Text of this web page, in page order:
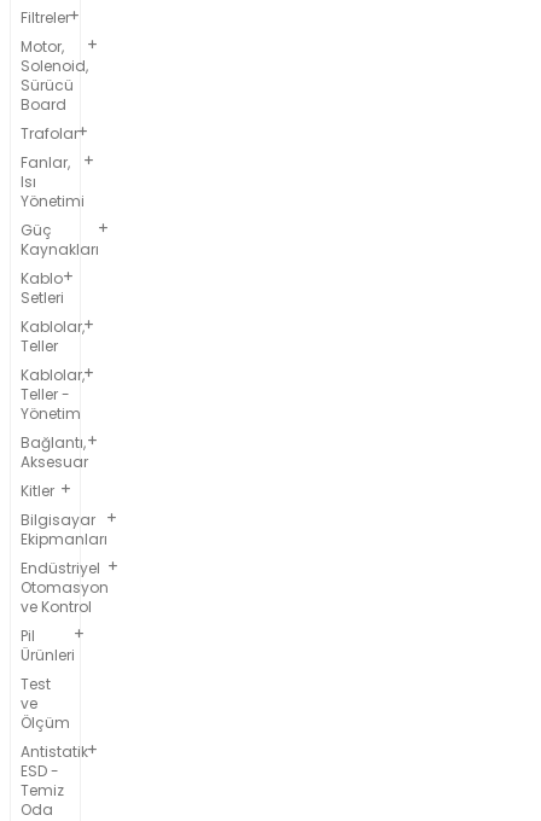
Filtreler
Motor,
Solenoid,
Sürücü
Board
Trafolar
Fanlar,
Isı
Yönetimi
Güç
Kaynakları
Kablo
Setleri
Kablolar,
Teller
Kablolar,
Teller -
Yönetim
Bağlantı,
Aksesuar
Kitler
Bilgisayar
Ekipmanları
Endüstriyel
Otomasyon
ve Kontrol
Pil
Ürünleri
Test
ve
Ölçüm
Antistatik
ESD -
Temiz
Oda